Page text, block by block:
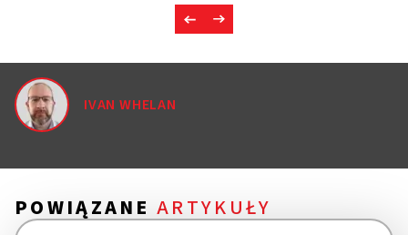
IVAN WHELAN
POWIĄZANE ARTYKUŁY